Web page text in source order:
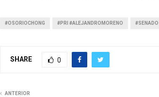
#OSORIOCHONG #PRI #ALEJANDROMORENO #SENADO
SHARE 0
ANTERIOR